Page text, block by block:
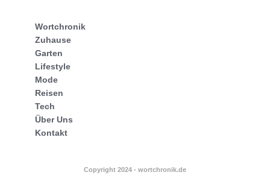
Wortchronik
Zuhause
Garten
Lifestyle
Mode
Reisen
Tech
Über Uns
Kontakt
Copyright 2024 - wortchronik.de